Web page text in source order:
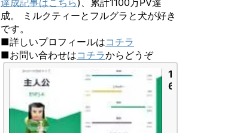
成。 ミルクティーとフルグラと犬が好き
です。
■詳しいプロフィールはコチラ
■お問い合わせはコチラからどうぞ
1
6